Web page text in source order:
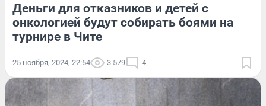
Деньги для отказников и детей с
онкологией будут собирать боями на
турнире в Чите
25 ноября, 2024, 22:54 3 579 4